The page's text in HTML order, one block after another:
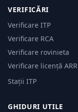
VERIFICĂRI
Verificare ITP
Verificare RCA
Verificare rovinieta
Verificare licență ARR
Stații ITP
GHIDURI UTILE